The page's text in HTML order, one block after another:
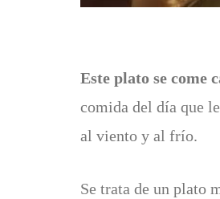
Este plato se come
comida del día que
al viento y al frío.
Se trata de un plato